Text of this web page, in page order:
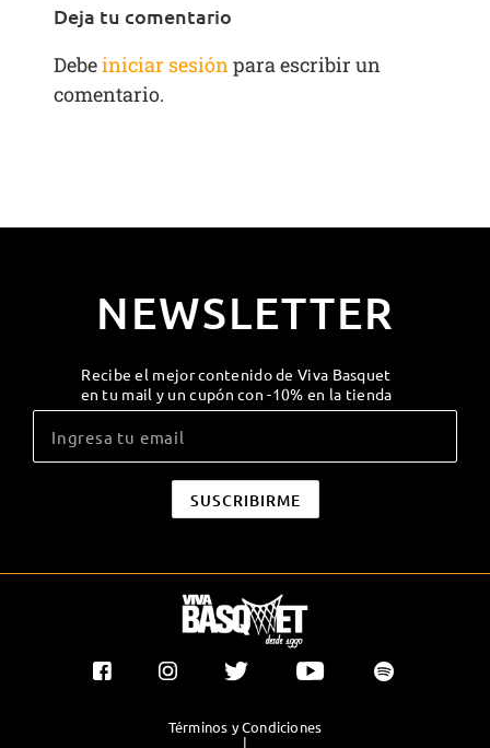
Deja tu comentario
Debeiniciar sesiónpara escribir un
comentario.
NEWSLETTER
Recibe el mejor contenido de Viva Basquet
en tu mail y un cupón con -10% en la tienda
Términos y Condiciones
|